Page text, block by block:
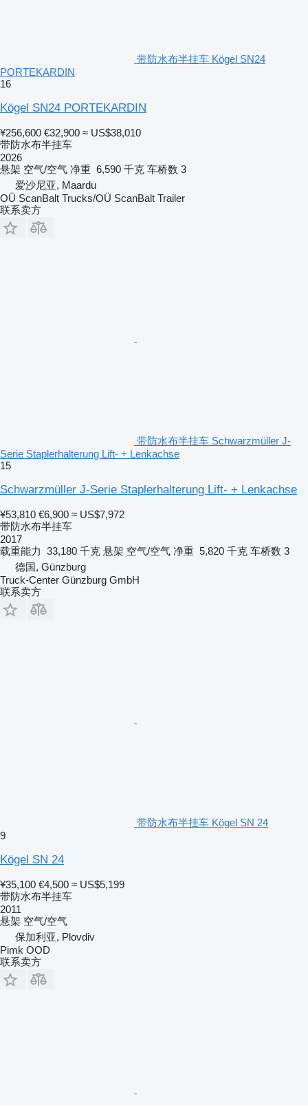
带防水布半挂车 Kögel SN24
PORTEKARDIN
16
Kögel SN24 PORTEKARDIN
¥256,600 €32,900 ≈ US$38,010
带防水布半挂车
2026
悬架 空气/空气 净重 6,590 千克 车桥数 3
爱沙尼亚, Maardu
OÜ ScanBalt Trucks/OÜ ScanBalt Trailer
联系卖方
带防水布半挂车 Schwarzmüller J-
Serie Staplerhalterung Lift- + Lenkachse
15
Schwarzmüller J-Serie Staplerhalterung Lift- + Lenkachse
¥53,810 €6,900 ≈ US$7,972
带防水布半挂车
2017
载重能力 33,180 千克 悬架 空气/空气 净重 5,820 千克 车桥数 3
德国, Günzburg
Truck-Center Günzburg GmbH
联系卖方
带防水布半挂车 Kögel SN 24
9
Kögel SN 24
¥35,100 €4,500 ≈ US$5,199
带防水布半挂车
2011
悬架 空气/空气
保加利亚, Plovdiv
Pimk OOD
联系卖方